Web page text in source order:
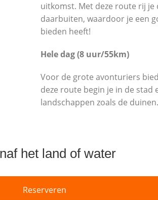
uitkomst. Met deze route rij
daarbuiten, waardoor je een
bieden heeft!
Hele dag (8 uur/55km)
Voor de grote avonturiers
deze route begin je in de stad
landschappen zoals de
het land of water
Reserveren